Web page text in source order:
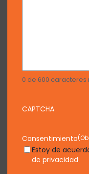
0 de 600 caracteres
CAPTCHA
Consentimiento
Estoy de
de privacidad.